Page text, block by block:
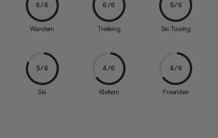
6/6
Wandern
6/6
Trekking
5/6
Ski Touring
5/6
Ski
4/6
Klettern
4/6
Freeriden